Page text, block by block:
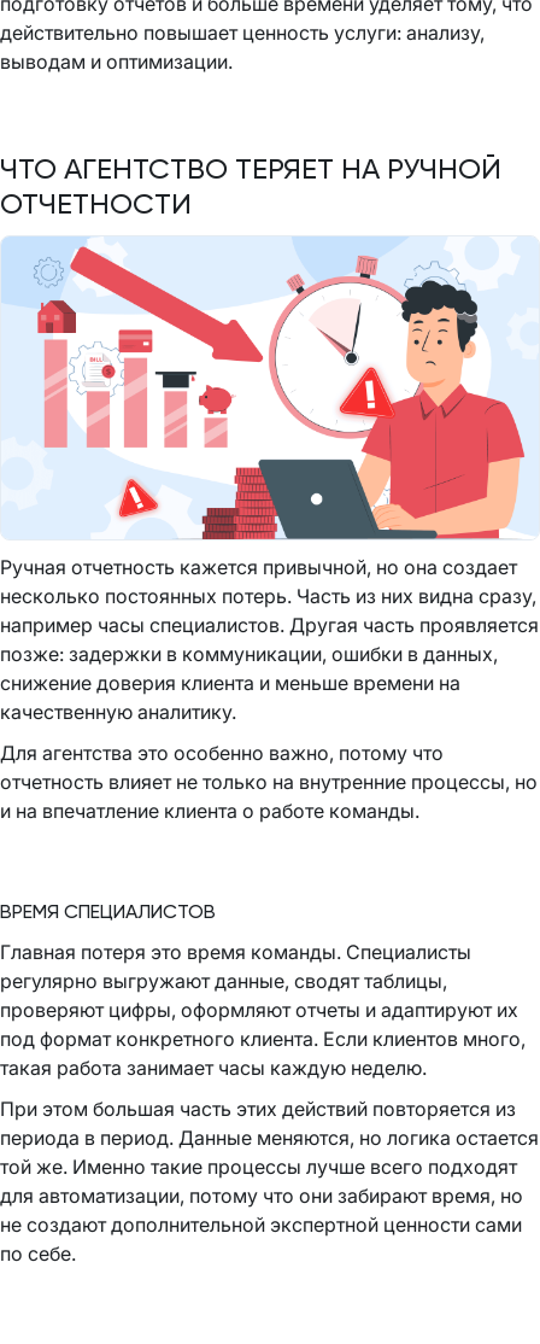
действительно повышает ценность услуги: анализу,
выводам и оптимизации.
ЧТО АГЕНТСТВО ТЕРЯЕТ НА РУЧНОЙ
ОТЧЕТНОСТИ
Ручная отчетность кажется привычной, но она создает
несколько постоянных потерь. Часть из них видна сразу,
например часы специалистов. Другая часть проявляется
позже: задержки в коммуникации, ошибки в данных,
снижение доверия клиента и меньше времени на
качественную аналитику.
Для агентства это особенно важно, потому что
отчетность влияет не только на внутренние процессы, но
и на впечатление клиента о работе команды.
ВРЕМЯ СПЕЦИАЛИСТОВ
Главная потеря это время команды. Специалисты
регулярно выгружают данные, сводят таблицы,
проверяют цифры, оформляют отчеты и адаптируют их
под формат конкретного клиента. Если клиентов много,
такая работа занимает часы каждую неделю.
При этом большая часть этих действий повторяется из
периода в период. Данные меняются, но логика остается
той же. Именно такие процессы лучше всего подходят
для автоматизации, потому что они забирают время, но
не создают дополнительной экспертной ценности сами
по себе.